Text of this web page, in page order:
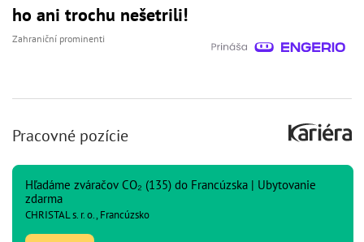
ho ani trochu nešetrili!
Zahraniční prominenti
Pracovné pozície
Hľadáme zváračov CO₂ (135) do Francúzska | Ubytovanie
zdarma
CHRISTAL s. r. o., Francúzsko